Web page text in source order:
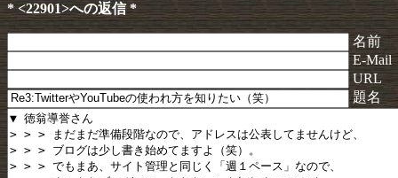
* <22901>への返信 *
名前
E-Mail
URL
題名